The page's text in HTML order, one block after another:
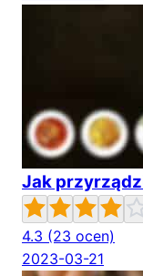
Jak
4.3 (23 ocen)
2023-03-21